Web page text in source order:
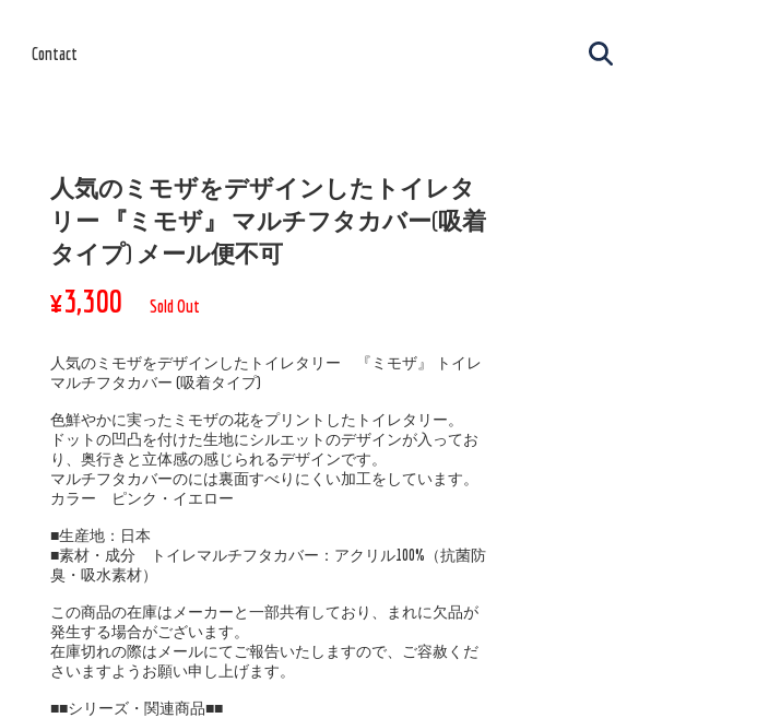
Contact
人気のミモザをデザインしたトイレタ
リー 『ミモザ』 マルチフタカバー(吸着
タイプ) メール便不可
¥3,300 Sold Out
人気のミモザをデザインしたトイレタリー 『ミモザ』 トイレ
マルチフタカバー (吸着タイプ)
色鮮やかに実ったミモザの花をプリントしたトイレタリー。
ドットの凹凸を付けた生地にシルエットのデザインが入ってお
り、奥行きと立体感の感じられるデザインです。
マルチフタカバーのには裏面すべりにくい加工をしています。
カラー ピンク・イエロー
■生産地：日本
■素材・成分 トイレマルチフタカバー：アクリル100%（抗菌防
臭・吸水素材）
この商品の在庫はメーカーと一部共有しており、まれに欠品が
発生する場合がございます。
在庫切れの際はメールにてご報告いたしますので、ご容赦くだ
さいますようお願い申し上げます。
■■シリーズ・関連商品■■